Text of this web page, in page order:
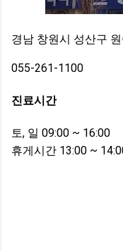
경남 창원시 성산구
055-261-1100
진료시간
토, 일 09:00 ~ 16:00
휴게시간 13:00 ~